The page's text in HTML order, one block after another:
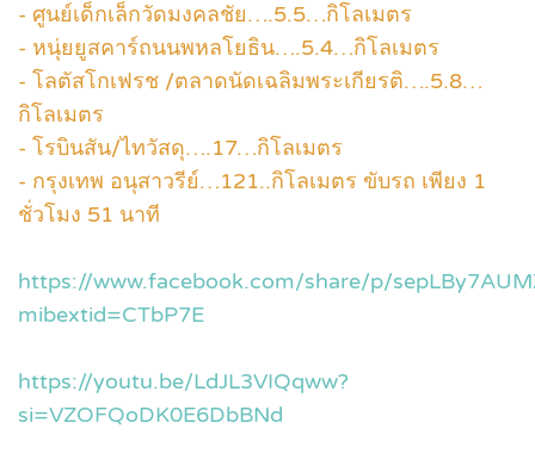
️-️ ศูนย์เด็กเล็กวัดมงคลชัย….5.5…กิโลเมตร
-️ หนุ่ยยูสคาร์ถนนพหลโยธิน….5.4…กิโลเมตร
-️ โลตัสโกเฟรช /ตลาดนัดเฉลิมพระเกียรติ….5.8…
กิโลเมตร
-️ โรบินสัน/ไทวัสดุ….17…กิโลเมตร
-️ กรุงเทพ อนุสาวรีย์…121..กิโลเมตร ขับรถ เพียง 1
ชั่วโมง 51 นาที
https://www.facebook.com/share/p/
mibextid=CTbP7E
https://youtu.be/LdJL3VIQqww?
si=VZOFQoDK0E6DbBNd